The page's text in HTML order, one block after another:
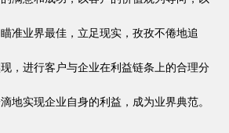
准业界最佳，立足现实，孜孜不倦地追
，进行客户与企业在利益链条上的合理分
地实现企业自身的利益，成为业界典范。